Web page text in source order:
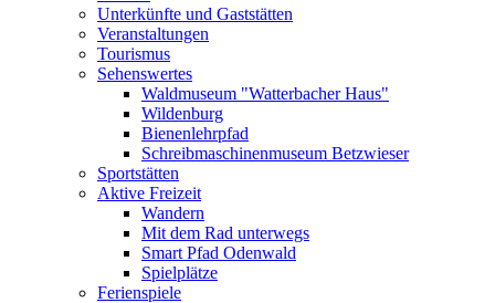
Unterkünfte und Gaststätten
Veranstaltungen
Tourismus
Sehenswertes
Waldmuseum "Watterbacher Haus"
Wildenburg
Bienenlehrpfad
Schreibmaschinenmuseum Betzwieser
Sportstätten
Aktive Freizeit
Wandern
Mit dem Rad unterwegs
Smart Pfad Odenwald
Spielplätze
Ferienspiele